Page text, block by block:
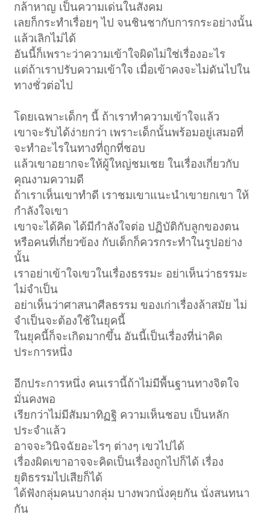
กล้าหาญ เป็นความเด่นในสังคม
เลยก็กระทำเรื่อยๆ ไป จนชินชากับการกระอย่างนั้น
แล้วเลิกไม่ได้
อันนี้ก็เพราะว่าความเข้าใจผิดไม่ใช่เรื่องอะไร
แต่ถ้าเราปรับความเข้าใจ เมื่อเข้าคงจะไม่ดันไปใน
ทางชั่วต่อไป
โดยเฉพาะเด็กๆ นี้ ถ้าเราทำความเข้าใจแล้ว
เขาจะรับได้ง่ายกว่า เพราะเด็กนั้นพร้อมอยู่เสมอที่
จะทำอะไรในทางที่ถูกที่ชอบ
แล้วเขาอยากจะให้ผู้ใหญ่ชมเชย ในเรื่องเกี่ยวกับ
คุณงามความดี
ถ้าเราเห็นเขาทำดี เราชมเขาแนะนำเขายกเขา ให้
กำลังใจเขา
เขาจะได้คิด ได้มีกำลังใจต่อ ปฏิบัติกับลูกของตน
หรือคนที่เกี่ยวข้อง กับเด็กก็ควรกระทำในรูปอย่าง
นั้น
เราอย่าเข้าใจเขวในเรื่องธรรมะ อย่าเห็นว่าธรรมะ
ไม่จำเป็น
อย่าเห็นว่าศาสนาศีลธรรม ของเก่าเรื่องล้าสมัย ไม่
จำเป็นจะต้องใช้ในยุคนี้
ในยุคนี้ก็จะเกิดมากขึ้น อันนี้เป็นเรื่องที่น่าคิด
ประการหนึ่ง
อีกประการหนึ่ง คนเรานี้ถ้าไม่มีพื้นฐานทางจิตใจ
มั่นคงพอ
เรียกว่าไม่มีสัมมาทิฏฐิ ความเห็นชอบ เป็นหลัก
ประจำแล้ว
อาจจะวินิจฉัยอะไรๆ ต่างๆ เขวไปได้
เรื่องผิดเขาอาจจะคิดเป็นเรื่องถูกไปก็ได้ เรื่อง
ยุติธรรมไปเสียก็ได้
ได้ฟังกลุ่มคนบางกลุ่ม บางพวกนั่งคุยกัน นั่งสนทนา
กัน